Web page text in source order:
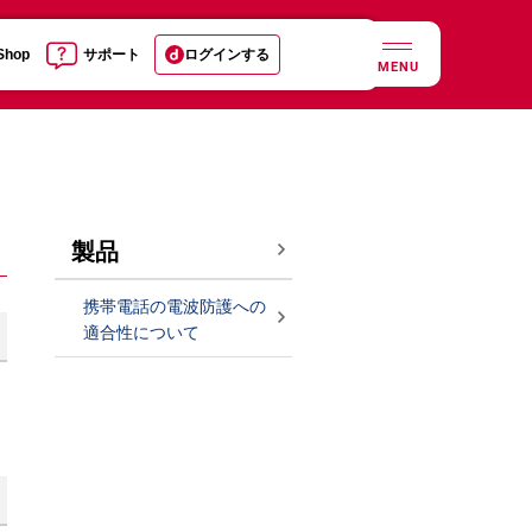
サポート ログインする
MENU
製品
携帯電話の電波防護への
適合性について